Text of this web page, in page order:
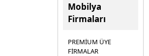
Mobilya
Firmaları
PREMİUM ÜYE
FİRMALAR